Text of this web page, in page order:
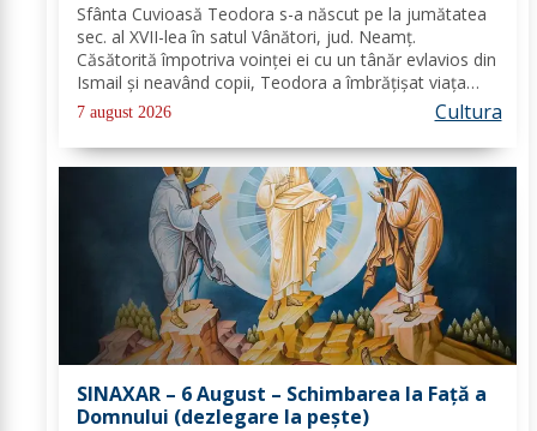
Sfânta Cuvioasă Teodora s-a născut pe la jumătatea
sec. al XVII-lea în satul Vânători, jud. Neamţ.
Căsătorită împotriva voinţei ei cu un tânăr evlavios din
Ismail şi neavând copii, Teodora a îmbrăţişat viaţa
monahală la Schitul Vărzăreşti, Vrancea, iar soţul ei,
de asemenea, s-a călugărit la...
7 august 2026 Cultura
SINAXAR – 6 August – Schimbarea la Față a
Domnului (dezlegare la peşte)